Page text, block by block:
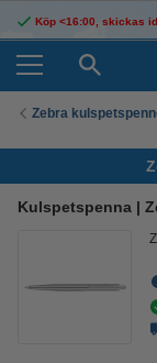
Köp <16:00, skickas
Zebra
Kulspetspenna |